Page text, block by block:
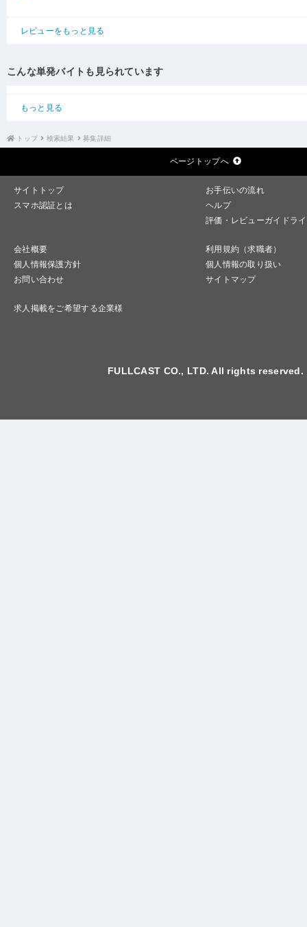
レビューをもっと見る
こんな単発バイトも見られています
もっと見る
トップ 検索結果 募集詳細
ページトップへ
サイトトップ
お手伝いの流れ
スマホ認証とは
ヘルプ
評価・レビューガイドラ
会社概要
利用規約（求職者）
個人情報保護方針
個人情報の取り扱い
お問い合わせ
サイトマップ
求人掲載をご希望する企業様
FULLCAST CO., LTD. All rights reserved.